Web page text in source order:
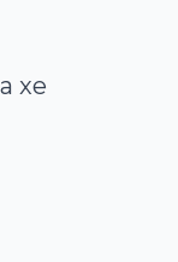
xe